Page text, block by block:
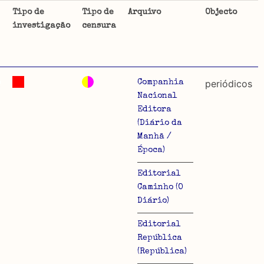
uma
Tipo de
investigação
Tipo de
censura
Arquivo Objecto
Companhia
Nacional
Editora
(Diário da
Manhã /
Época)
Editorial
Caminho (O
Diário)
Editorial
República
(República)
periódicos